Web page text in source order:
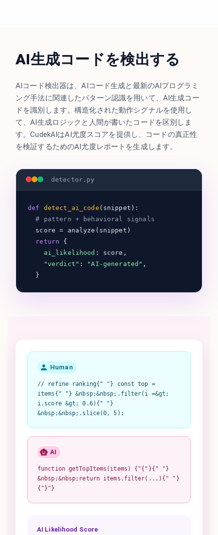
AI生成コードを検出する
AIコード検出器は、AIコード生成と最新のAIプログラミ
ング手法に関連したパターン認識を用いて、AI生成コー
ドを識別します。構造化された動作シグナルを使用し
て、AI生成ロジックと人間が書いたコードを区別しま
す。CudekAIはAI尤度スコアを提供し、コードの真正性
を検証するためのAI尤度レポートを生成します。
detector.py
def detect_ai_code (snippet):
# pattern + behavioral signals
score = analyze(snippet)
return
{
ai_likelihood : score,
"verdict" : "AI-generated" ,
}
Human
// refine ranking{" "} const top =
items{" "} &nbsp;&nbsp;.filter(i =&gt;
i.score &gt; 0.6){" "}
&nbsp;&nbsp;.slice(0, 5);
AI
function getTopItems(items) {"{"}{" "}
&nbsp;&nbsp;return items.filter(...){" "}
{"}"}
AI Likelihood Score